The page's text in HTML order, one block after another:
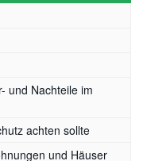
und Nachteile im
achten sollte
und Häuser